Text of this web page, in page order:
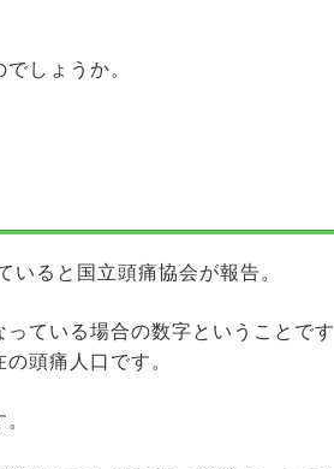
しょうか。
ると国立頭痛協会が報告。
ている場合の数字ということです
頭痛人口です。